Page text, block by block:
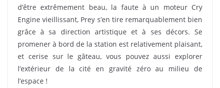
d’être extrêmement beau, la faute à un moteur Cry
Engine vieillissant, Prey s’en tire remarquablement bien
grâce à sa direction artistique et à ses décors. Se
promener à bord de la station est relativement plaisant,
et cerise sur le gâteau, vous pouvez aussi explorer
l’extérieur de la cité en gravité zéro au milieu de
l’espace !